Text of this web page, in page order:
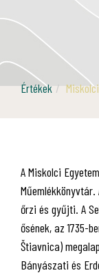
Értékek
A Miskolci
őrzi és gyűjti. A
ősének, az 1735-
Štiavnica)
Bányászati és